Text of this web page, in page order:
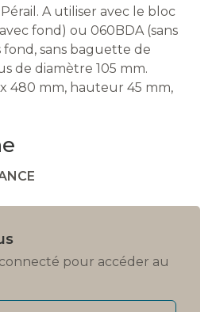
A utiliser avec le bloc
fond) ou 060BDA (sans
fond, sans baguette de
de diamètre 105 mm.
480 mm, hauteur 45 mm,
pour accéder au